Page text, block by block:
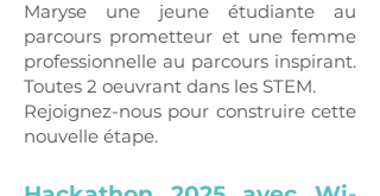
Maryse une jeune étudiante au
parcours prometteur et une femme
professionnelle au parcours inspirant.
Toutes 2 oeuvrant dans les STEM.
Rejoignez-nous pour construire cette
nouvelle étape.